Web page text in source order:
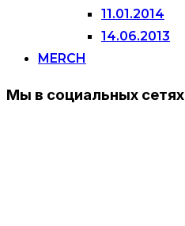
11.01.2014
14.06.2013
MERCH
Мы в социальных сетях